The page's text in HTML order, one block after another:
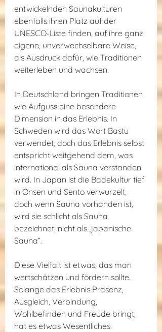
entwickelnden Saunakulturen
ebenfalls ihren Platz auf der
UNESCO-Liste finden, auf ihre ganz
eigene, unverwechselbare Weise,
als Ausdruck dafür, wie Traditionen
weiterleben und wachsen.
In Deutschland bringen Traditionen
wie Aufguss eine besondere
Dimension in das Erlebnis. In
Schweden wird das Wort Bastu
verwendet, doch das Erlebnis selbst
entspricht weitgehend dem, was
international als Sauna verstanden
wird. In Japan ist die Badekultur tief
in Onsen und Sento verwurzelt,
doch wenn Sauna vorhanden ist,
wird sie schlicht als Sauna
bezeichnet, nicht als „japanische
Sauna“.
Diese Vielfalt ist etwas, das man
wertschätzen und fördern sollte.
Solange das Erlebnis Präsenz,
Ausgleich, Verbindung,
Wohlbefinden und Freude bringt,
hat es etwas Wesentliches